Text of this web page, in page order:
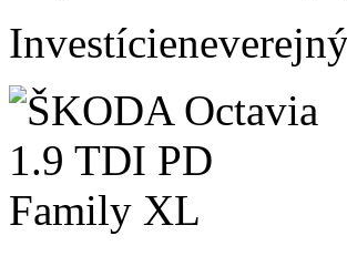
Investície